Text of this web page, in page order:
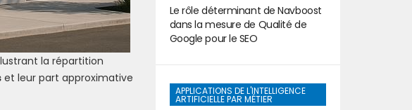
la répartition
et leur part approximative
Le rôle déterminant de Navboost
dans la mesure de Qualité de
Google pour le SEO
APPLICATIONS DE L'INTELLIGENCE
ARTIFICIELLE PAR MÉTIER